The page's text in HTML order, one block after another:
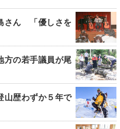
さん 「優しさを
の若手議員が尾
歴わずか５年で